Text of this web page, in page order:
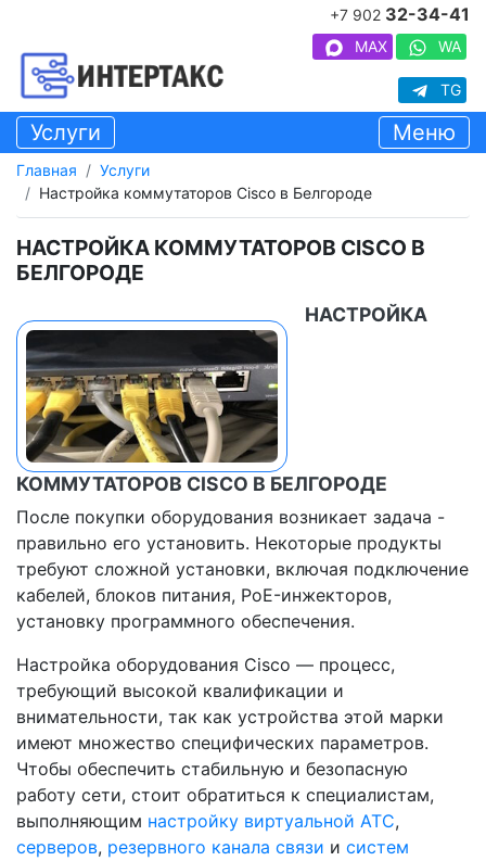
+7 902 32-34-41
MAX WA
TG
Услуги Меню
Главная
Услуги
Настройка коммутаторов Cisco в Белгороде
НАСТРОЙКА КОММУТАТОРОВ CISCO В
БЕЛГОРОДЕ
НАСТРОЙКА
КОММУТАТОРОВ CISCO В БЕЛГОРОДЕ
После покупки оборудования возникает задача -
правильно его установить. Некоторые продукты
требуют сложной установки, включая подключение
кабелей, блоков питания, PoE-инжекторов,
установку программного обеспечения.
Настройка оборудования Cisco — процесс,
требующий высокой квалификации и
внимательности, так как устройства этой марки
имеют множество специфических параметров.
Чтобы обеспечить стабильную и безопасную
работу сети, стоит обратиться к специалистам,
выполняющим настройку виртуальной АТС,
серверов, резервного канала связи и систем